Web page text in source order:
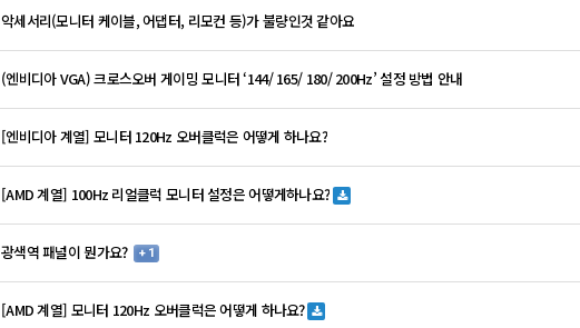
악세서리(모니터 케이블, 어댑터, 리모컨 등)가 불량인것 같아요
(엔비디아 VGA) 크로스오버 게이밍 모니터 ‘144/ 165/ 180/ 200Hz’ 설정 방법 안내
[엔비디아 계열] 모니터 120Hz 오버클럭은 어떻게 하나요?
[AMD 계열] 100Hz 리얼클럭 모니터 설정은 어떻게하나요?
광색역 패널이 뭔가요? + 1
[AMD 계열] 모니터 120Hz 오버클럭은 어떻게 하나요?